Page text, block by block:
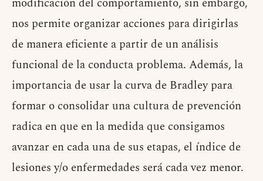
nos permite organizar acciones para dirigirlas
de manera eficiente a partir de un análisis
funcional de la conducta problema. Además, la
importancia de usar la curva de Bradley para
formar o consolidar una cultura de prevención
radica en que en la medida que consigamos
avanzar en cada una de sus etapas, el índice de
lesiones y/o enfermedades será cada vez menor.